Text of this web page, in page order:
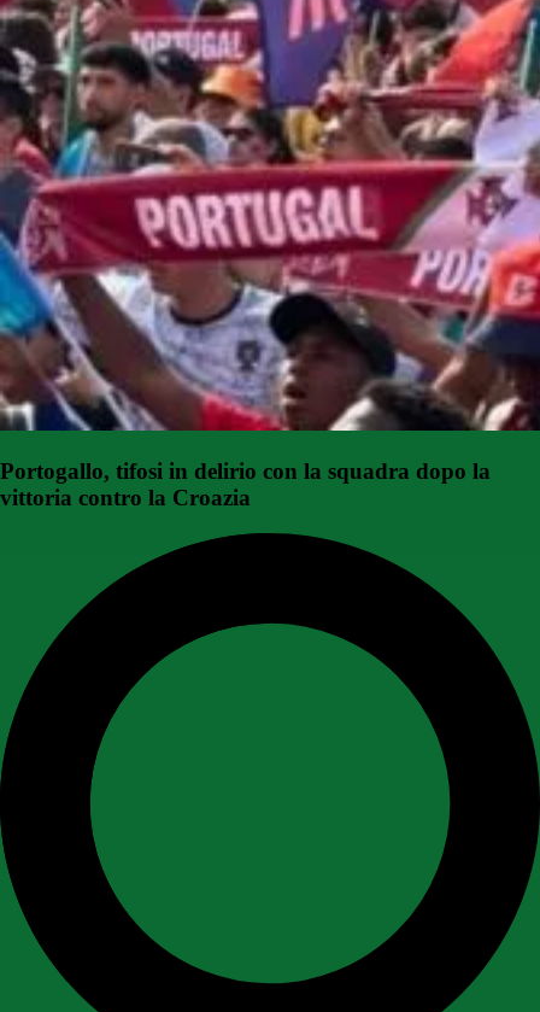
Portogallo, tifosi in delirio con la squadra dopo la
vittoria contro la Croazia